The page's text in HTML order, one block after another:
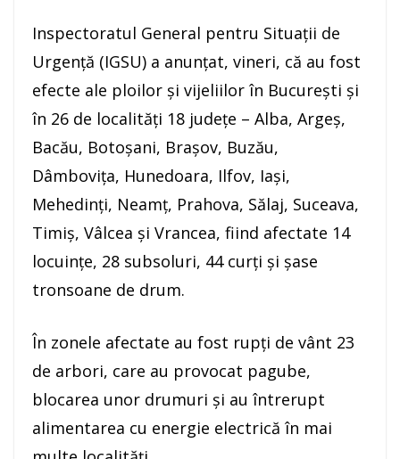
Inspectoratul General pentru Situaţii de
Urgenţă (IGSU) a anunţat, vineri, că au fost
efecte ale ploilor şi vijeliilor în Bucureşti şi
în 26 de localităţi 18 judeţe – Alba, Argeş,
Bacău, Botoşani, Braşov, Buzău,
Dâmboviţa, Hunedoara, Ilfov, Iaşi,
Mehedinţi, Neamţ, Prahova, Sălaj, Suceava,
Timiş, Vâlcea şi Vrancea, fiind afectate 14
locuinţe, 28 subsoluri, 44 curţi şi şase
tronsoane de drum.
În zonele afectate au fost rupţi de vânt 23
de arbori, care au provocat pagube,
blocarea unor drumuri şi au întrerupt
alimentarea cu energie electrică în mai